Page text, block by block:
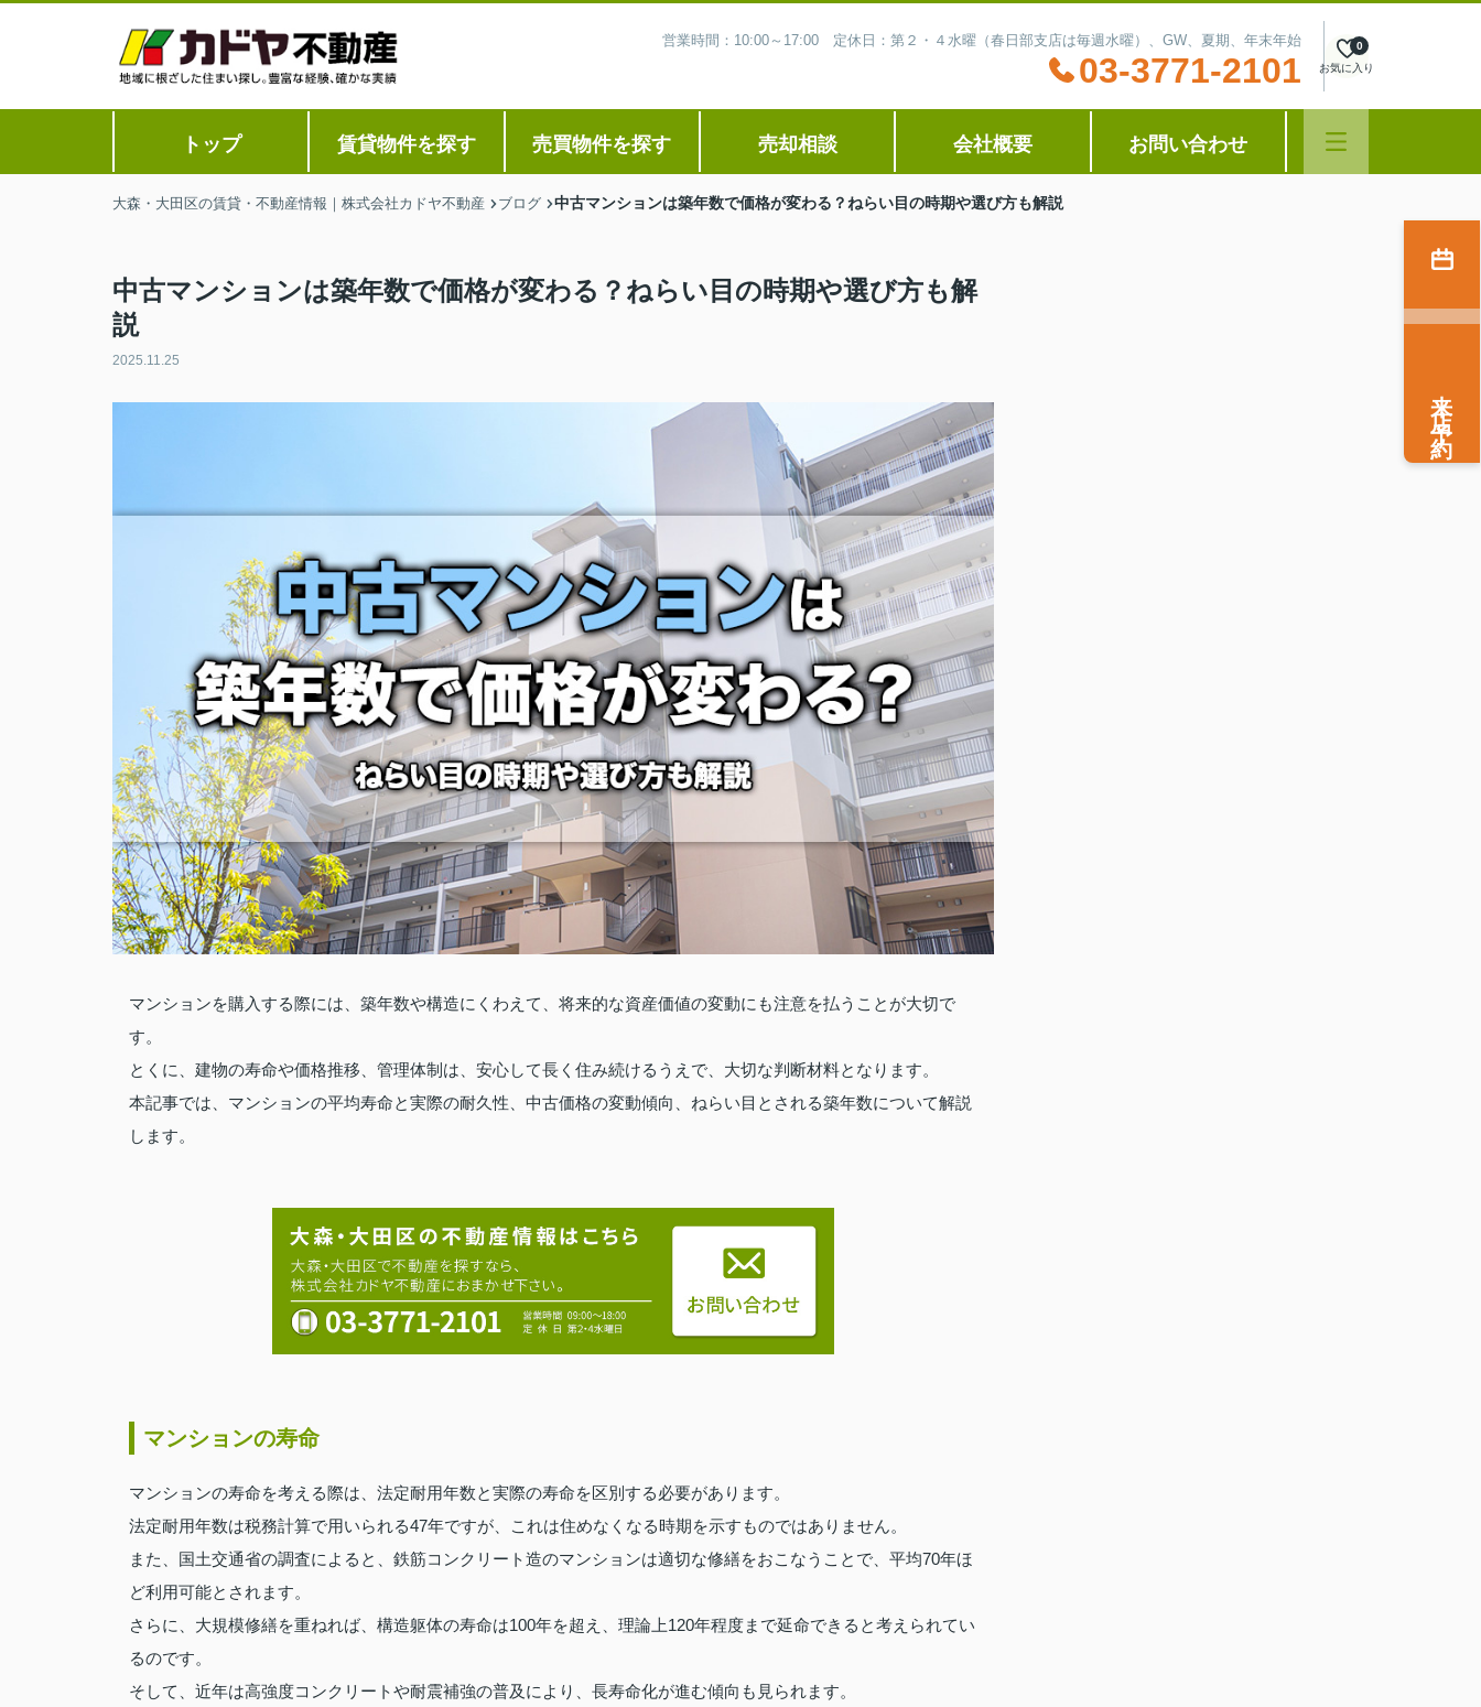
営業時間：10:00～17:00 定休日：第２・４水曜（春日部支店は毎週水曜）、GW、夏期、年末年始
03-3771-2101 お気に入り
0
トップ 賃貸物件を探す 売買物件を探す 売却相談 会社概要 お問い合わせ
大森・大田区の賃貸・不動産情報｜株式会社カドヤ不動産 ブログ 中古マンションは築年数で価格が変わる？ねらい目の時期や選び方も解説
中古マンションは築年数で価格が変わる？ねらい目の時期や選び方も解
説
2025.11.25
マンションを購入する際には、築年数や構造にくわえて、将来的な資産価値の変動にも注意を払うことが大切で
す。
とくに、建物の寿命や価格推移、管理体制は、安心して長く住み続けるうえで、大切な判断材料となります。
本記事では、マンションの平均寿命と実際の耐久性、中古価格の変動傾向、ねらい目とされる築年数について解説
します。
マンションの寿命
マンションの寿命を考える際は、法定耐用年数と実際の寿命を区別する必要があります。
法定耐用年数は税務計算で用いられる47年ですが、これは住めなくなる時期を示すものではありません。
また、国土交通省の調査によると、鉄筋コンクリート造のマンションは適切な修繕をおこなうことで、平均70年ほ
ど利用可能とされます。
さらに、大規模修繕を重ねれば、構造躯体の寿命は100年を超え、理論上120年程度まで延命できると考えられてい
るのです。
そして、近年は高強度コンクリートや耐震補強の普及により、長寿命化が進む傾向も見られます。
来店予約